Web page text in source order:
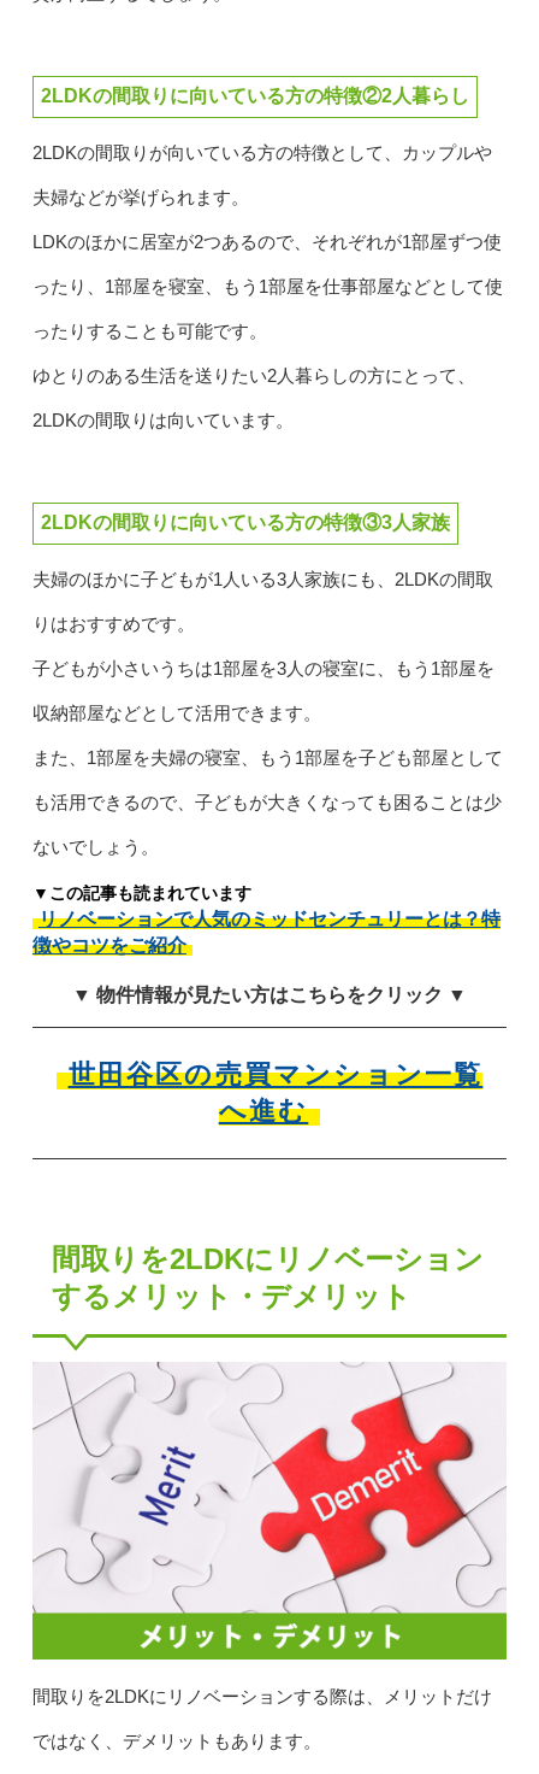
2LDKの間取りに向いている方の特徴②2人暮らし
2LDKの間取りが向いている方の特徴として、カップルや
夫婦などが挙げられます。
LDKのほかに居室が2つあるので、それぞれが1部屋ずつ使
ったり、1部屋を寝室、もう1部屋を仕事部屋などとして使
ったりすることも可能です。
ゆとりのある生活を送りたい2人暮らしの方にとって、
2LDKの間取りは向いています。
2LDKの間取りに向いている方の特徴③3人家族
夫婦のほかに子どもが1人いる3人家族にも、2LDKの間取
りはおすすめです。
子どもが小さいうちは1部屋を3人の寝室に、もう1部屋を
収納部屋などとして活用できます。
また、1部屋を夫婦の寝室、もう1部屋を子ども部屋として
も活用できるので、子どもが大きくなっても困ることは少
ないでしょう。
▼この記事も読まれています
リノベーションで人気のミッドセンチュリーとは？特
徴やコツをご紹介
▼ 物件情報が見たい方はこちらをクリック ▼
世田谷区の売買マンション一覧
へ進む
間取りを2LDKにリノベーション
するメリット・デメリット
間取りを2LDKにリノベーションする際は、メリットだけ
ではなく、デメリットもあります。